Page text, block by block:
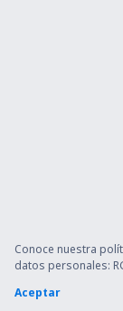
Conoce nuestra
datos personales:
Aceptar